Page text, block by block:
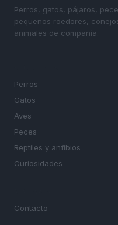
Perros, gatos, pájaros,
pequeños roedores,
animales de compañía.
Perros
Gatos
Aves
Peces
Reptiles y anfibios
Curiosidades
Contacto